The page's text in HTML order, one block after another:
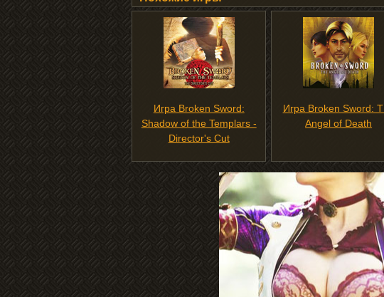
Игра Broken Sword:
Shadow of the Templars -
Director's Cut
Игра Broken Sword:
Angel of Death